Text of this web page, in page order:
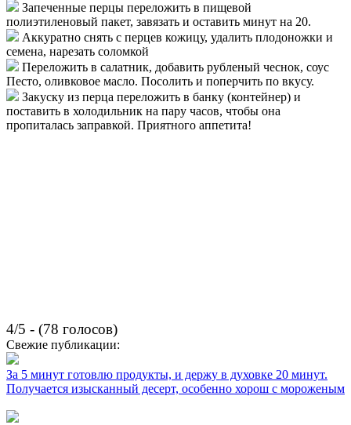
Запеченные перцы переложить в пищевой
полиэтиленовый пакет, завязать и оставить минут на 20.
Аккуратно снять с перцев кожицу, удалить плодоножки и
семена, нарезать соломкой
Переложить в салатник, добавить рубленый чеснок, соус
Песто, оливковое масло. Посолить и поперчить по вкусу.
Закуску из перца переложить в банку (контейнер) и
поставить в холодильник на пару часов, чтобы она
пропиталась заправкой. Приятного аппетита!
4/5 - (78 голосов)
Свежие публикации:
За 5 минут готовлю продукты, и держу в духовке 20 минут.
Получается изысканный десерт, особенно хорош с мороженым